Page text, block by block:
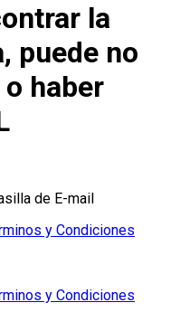
la
puede no
haber
de E-mail
y Condiciones
y Condiciones